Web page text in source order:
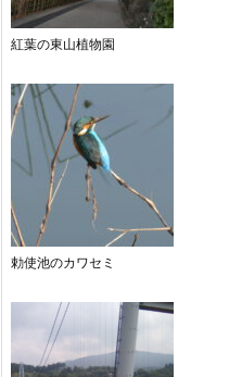
紅葉の東山植物園
勅使池のカワセミ